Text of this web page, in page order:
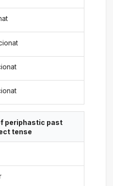
periphastic past
tense